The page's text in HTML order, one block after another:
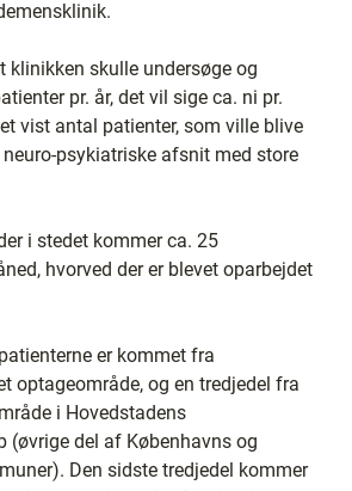
klinikken skulle undersøge og
pr. år, det vil sige ca. ni pr.
vist antal patienter, som ville blive
psykiatriske afsnit med store
i stedet kommer ca. 25
hvorved der er blevet oparbejdet
er kommet fra
optageområde, og en tredjedel fra
i Hovedstadens
del af Københavns og
Den sidste tredjedel kommer